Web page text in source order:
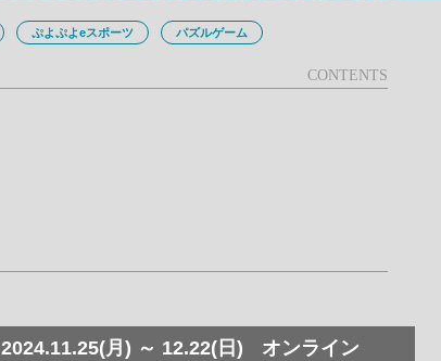
ぷよぷよeスポーツ パズルゲーム
2024.11.25(月) ～ 12.22(日) オンライン